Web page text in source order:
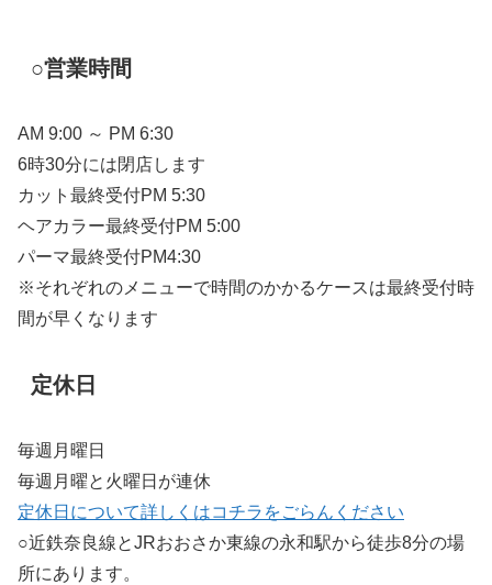
○営業時間
AM 9:00 ～ PM 6:30
6時30分には閉店します
カット最終受付PM 5:30
ヘアカラー最終受付PM 5:00
パーマ最終受付PM4:30
※それぞれのメニューで時間のかかるケースは最終受付時
間が早くなります
定休日
毎週月曜日
毎週月曜と火曜日が連休
定休日について詳しくはコチラをごらんください
○近鉄奈良線とJRおおさか東線の永和駅から徒歩8分の場
所にあります。